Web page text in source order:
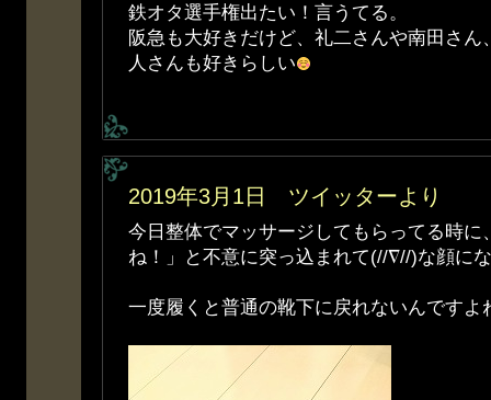
鉄オタ選手権出たい！言うてる。
阪急も大好きだけど、礼二さんや南田さ
人さんも好きらしい
2019年3月1日 ツイッターより
今日整体でマッサージしてもらってる時に
ね！」と不意に突っ込まれて(//∇//)な顔に
一度履くと普通の靴下に戻れないんですよ